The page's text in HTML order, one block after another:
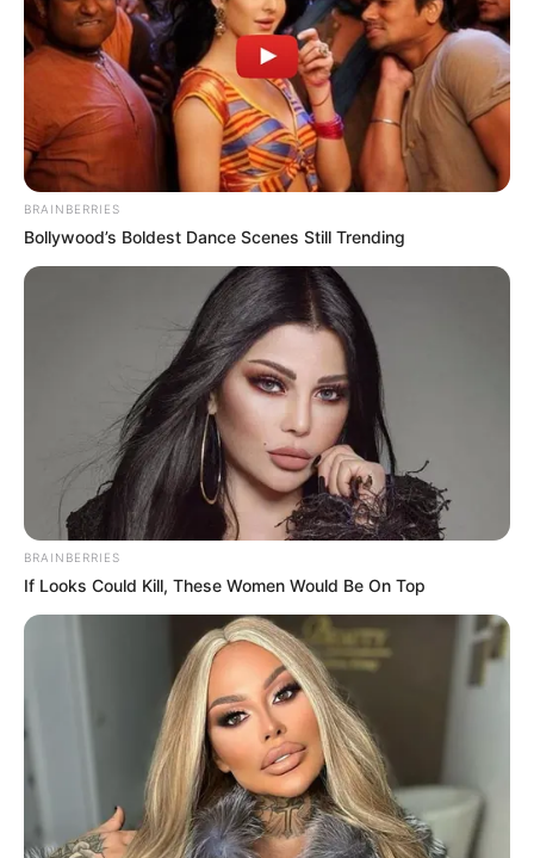
5. Aleya Ghosh memulai karier sebagai pemeran
teater selama empat tahun. Dalam serial ini, ia
berperan sebagai Satyabhama, inkarnasi Dewi Bhumi
devi dan istri ketiga Krishna
(foto: instagram/aleya.ghosh)
6. Terkenal berkat perannya di Mahabharata sebagai
Duryodhana, Arpit Ranka memerankan Kansa yang
merupakan paman Krishna sekaligus kakak Devaki
BRAINBERRIES
Bollywood’s Boldest Dance Scenes Still Trending
BRAINBERRIES
If Looks Could Kill, These Women Would Be On Top